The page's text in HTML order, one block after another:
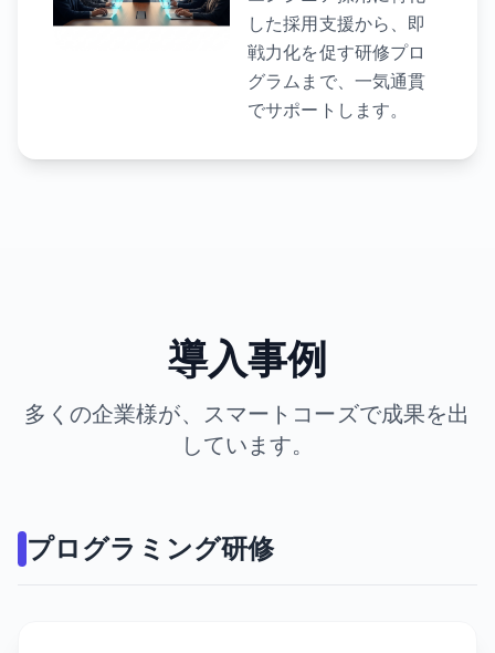
した採用支援から、即
戦力化を促す研修プロ
グラムまで、一気通貫
でサポートします。
導入事例
多くの企業様が、スマートコーズで成果を出
しています。
プログラミング研修